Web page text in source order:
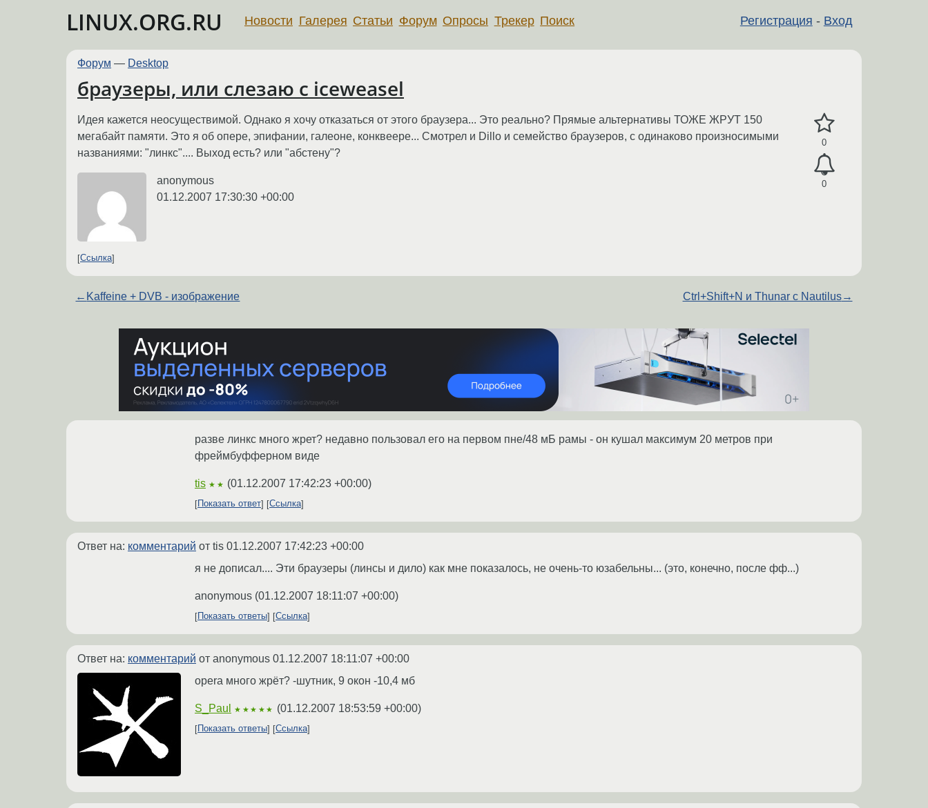
LINUX.ORG.RU Регистрация - Вход
Новости Галерея Статьи Форум Опросы Трекер Поиск
Форум — Desktop
браузеры, или слезаю с iceweasel
0
0
Идея кажется неосуществимой. Однако я хочу отказаться от этого браузера... Это реально? Прямые альтернативы ТОЖЕ ЖРУТ 150
мегабайт памяти. Это я об опере, эпифании, галеоне, конквеере... Смотрел и Dillo и семейство браузеров, с одинаково произносимыми
названиями: "линкс".... Выход есть? или "абстену"?
anonymous
01.12.2007 17:30:30 +00:00
Ссылка
← Kaffeine + DVB - изображение Ctrl+Shift+N и Thunar c Nautilus→
разве линкс много жрет? недавно пользовал его на первом пне/48 мБ рамы - он кушал максимум 20 метров при
фреймбуфферном виде
tis ★★ (01.12.2007 17:42:23 +00:00)
Показать ответ Ссылка
Ответ на: комментарий от tis 01.12.2007 17:42:23 +00:00
я не дописал.... Эти браузеры (линсы и дило) как мне показалось, не очень-то юзабельны... (это, конечно, после фф...)
anonymous (01.12.2007 18:11:07 +00:00)
Показать ответы Ссылка
Ответ на: комментарий от anonymous 01.12.2007 18:11:07 +00:00
opera много жрёт? -шутник, 9 окон -10,4 мб
S_Paul ★★★★★ (01.12.2007 18:53:59 +00:00)
Показать ответы Ссылка